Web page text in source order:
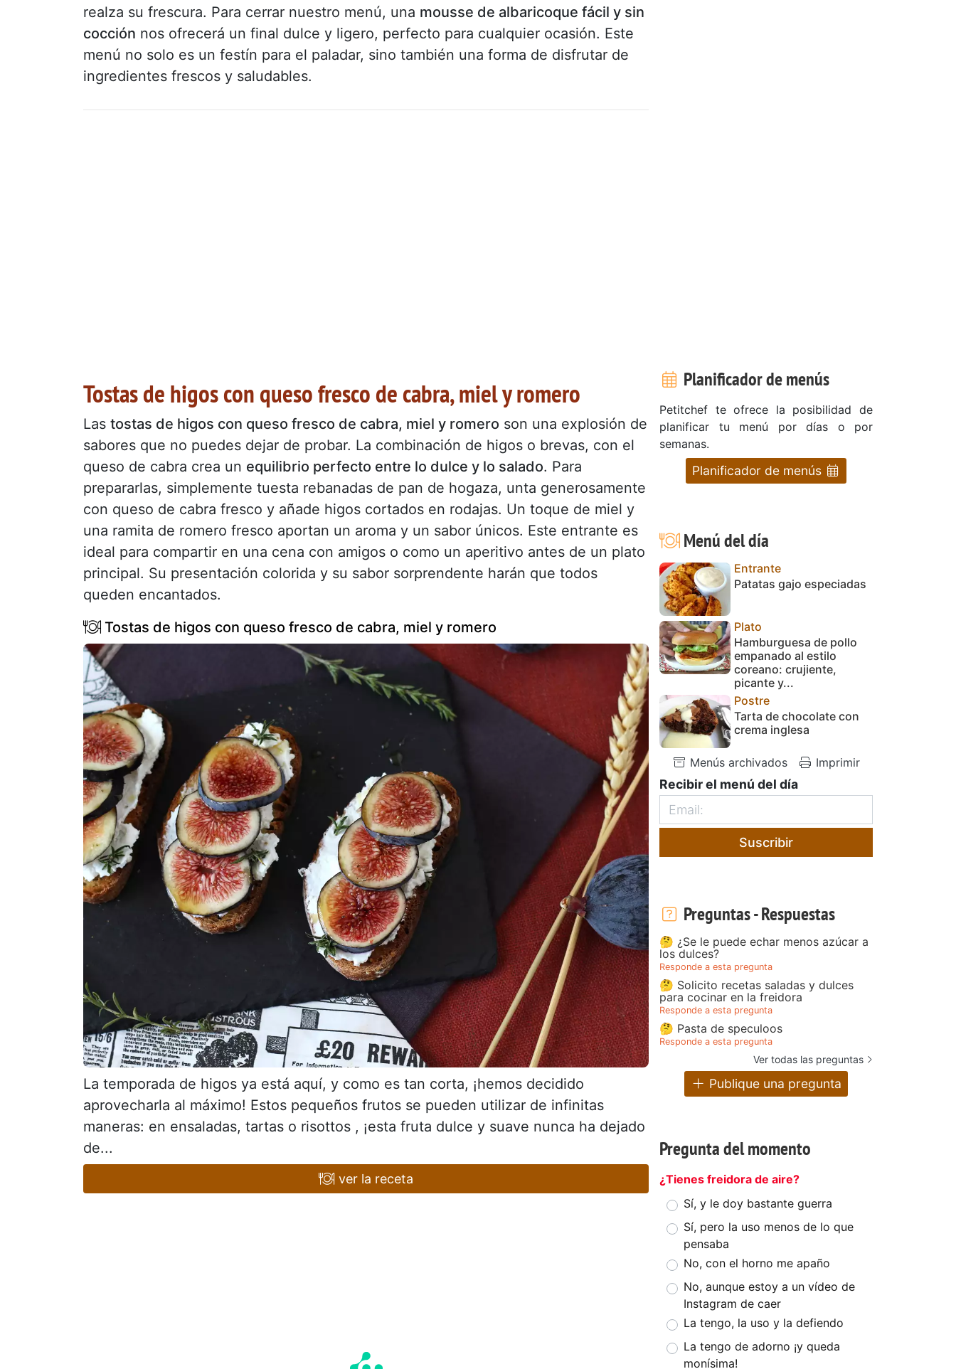
realza su frescura. Para cerrar nuestro menú, una mousse de albaricoque fácil y sin
cocción nos ofrecerá un final dulce y ligero, perfecto para cualquier ocasión. Este
menú no solo es un festín para el paladar, sino también una forma de disfrutar de
ingredientes frescos y saludables.
Tostas de higos con queso fresco de cabra, miel y romero
Las tostas de higos con queso fresco de cabra, miel y romero son una explosión de
sabores que no puedes dejar de probar. La combinación de higos o brevas, con el
queso de cabra crea un equilibrio perfecto entre lo dulce y lo salado. Para
prepararlas, simplemente tuesta rebanadas de pan de hogaza, unta generosamente
con queso de cabra fresco y añade higos cortados en rodajas. Un toque de miel y
una ramita de romero fresco aportan un aroma y un sabor únicos. Este entrante es
ideal para compartir en una cena con amigos o como un aperitivo antes de un plato
principal. Su presentación colorida y su sabor sorprendente harán que todos
queden encantados.
Tostas de higos con queso fresco de cabra, miel y romero
La temporada de higos ya está aquí, y como es tan corta, ¡hemos decidido
aprovecharla al máximo! Estos pequeños frutos se pueden utilizar de infinitas
maneras: en ensaladas, tartas o risottos , ¡esta fruta dulce y suave nunca ha dejado
de...
ver la receta
Planificador de menús
Petitchef te ofrece la posibilidad de
planificar tu menú por días o por
semanas.
Planificador de menús
Menú del día
Entrante
Patatas gajo especiadas
Plato
Hamburguesa de pollo
empanado al estilo
coreano: crujiente,
picante y...
Postre
Tarta de chocolate con
crema inglesa
Menús archivados Imprimir
Recibir el menú del día
Suscribir
Preguntas - Respuestas
🤔 ¿Se le puede echar menos azúcar a
los dulces?
Responde a esta pregunta
🤔 Solicito recetas saladas y dulces
para cocinar en la freidora
Responde a esta pregunta
🤔 Pasta de speculoos
Responde a esta pregunta
Ver todas las preguntas
Publique una pregunta
Pregunta del momento
¿Tienes freidora de aire?
Sí, y le doy bastante guerra
Sí, pero la uso menos de lo que
pensaba
No, con el horno me apaño
No, aunque estoy a un vídeo de
Instagram de caer
La tengo, la uso y la defiendo
La tengo de adorno ¡y queda
monísima!